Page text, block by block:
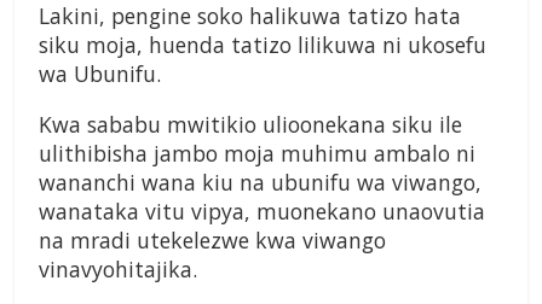
Lakini, pengine soko halikuwa tatizo hata
siku moja, huenda tatizo lilikuwa ni ukosefu
wa Ubunifu.
Kwa sababu mwitikio ulioonekana siku ile
ulithibisha jambo moja muhimu ambalo ni
wananchi wana kiu na ubunifu wa viwango,
wanataka vitu vipya, muonekano unaovutia
na mradi utekelezwe kwa viwango
vinavyohitajika.